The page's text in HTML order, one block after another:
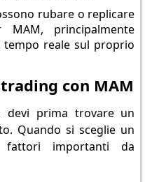
rubare o replicare
principalmente
reale sul proprio
con MAM
devi prima trovare un
Quando si sceglie un
importanti da